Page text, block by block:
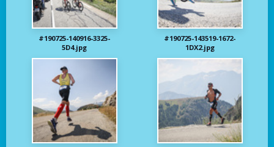
#190725-140916-3325-
5D4.jpg
#190725-143519-1672-
1DX2.jpg